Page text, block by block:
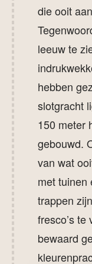
die ooit
leeuw te
hebben
slotgracht
150 meter
gebouwd.
van wat
met tuinen
trappen
fresco’s
bewaard